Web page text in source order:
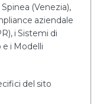
(Venezia),
aziendale
i Sistemi di
e i Modelli
del sito